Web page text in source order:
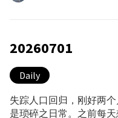
20260701
Daily
失踪人口回归，刚好两
是琐碎之日常。之前每